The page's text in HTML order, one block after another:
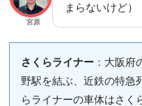
宮原
まらないけど）
さくらライナー：大阪府
野駅を結ぶ、近鉄の特急
らライナーの車体はさく